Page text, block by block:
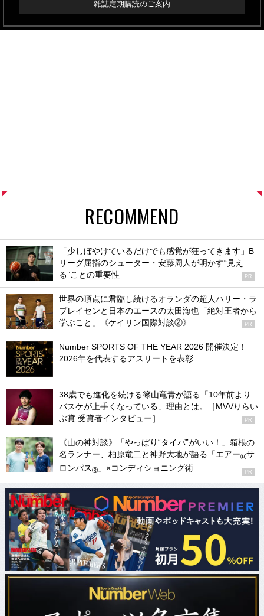
雑誌定期購読のご案内
RECOMMEND
「少しぼやけているだけでも感覚が狂ってきます」B
リーグ屈指のシューター・安藤周人が明かす“見え
る”ことの重要性
PR
世界の頂点に君臨し続けるオランダの超人ハリー・ラ
ブレイセンと日本のエースの太田海也「絶対王者から
学ぶこと」《ケイリン国際対談②》
PR
Number SPORTS OF THE YEAR 2026 開催決定！
2026年を代表するアスリートを表彰
38歳でも進化を続ける篠山竜青が語る「10年前より
バスケが上手くなっている」理由とは。［MVVりらい
ぶ賞 受賞者インタビュー］
PR
《山の神対談》「やっぱり“タイパ”がいい！」箱根の
名ランナー、柏原竜二と神野大地が語る「エアー®サ
ロンパス® 」×コンディショニング術 PR